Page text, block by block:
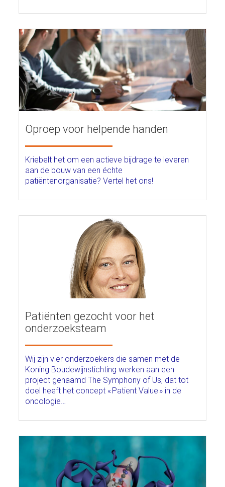
Oproep voor helpende handen
Kriebelt het om een actieve bijdrage te leveren
aan de bouw van een échte
patiëntenorganisatie? Vertel het ons!
Patiënten gezocht voor het
onderzoeksteam
Wij zijn vier onderzoekers die samen met de
Koning Boudewijnstichting werken aan een
project genaamd The Symphony of Us, dat tot
doel heeft het concept « Patient Value » in de
oncologie…